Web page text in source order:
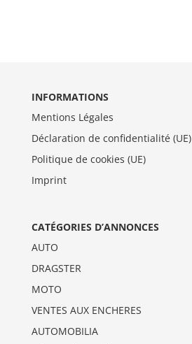
INFORMATIONS
Mentions Légales
Déclaration de confidentialité (UE)
Politique de cookies (UE)
Imprint
CATÉGORIES D’ANNONCES
AUTO
DRAGSTER
MOTO
VENTES AUX ENCHERES
AUTOMOBILIA